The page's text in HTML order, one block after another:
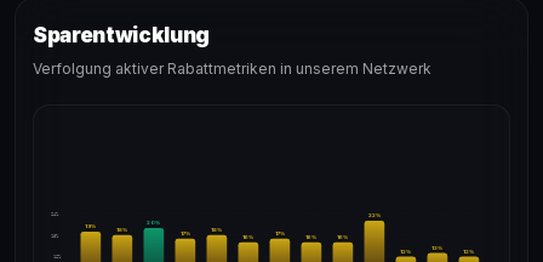
Sparentwicklung
Verfolgung aktiver Rabattmetriken in unserem Netzwerk
24%
18%
12%
19%
18%
20%
17%
18%
16%
17%
16% 16%
22%
12%
13%
12%